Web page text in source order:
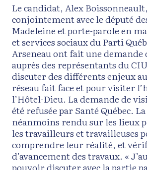
Le candidat, Alex Boissonneault,
conjointement avec le député
Madeleine et porte-parole en
et services sociaux du Parti
Arseneau ont fait une demande
auprès des représentants du
discuter des différents enjeux
réseau fait face et pour visiter
l’Hôtel-Dieu. La demande de
été refusée par Santé Québec.
néanmoins rendu sur les lieux
les travailleurs et travailleuses
comprendre leur réalité, et
d’avancement des travaux. «
pouvoir discuter avec la partie